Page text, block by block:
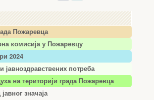
Пожаревца
комисија у Пожаревцу
2024
јавноздравствених потреба
на територији града Пожаревца
значаја